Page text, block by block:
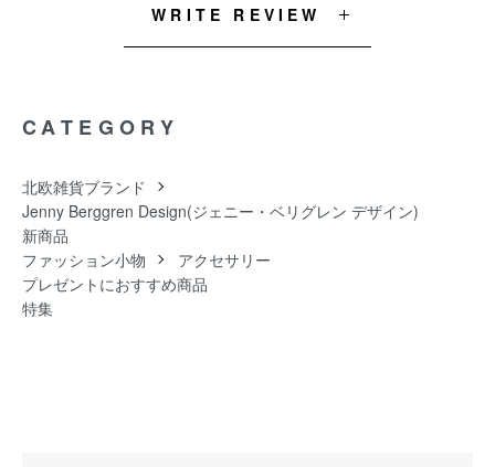
WRITE REVIEW
CATEGORY
北欧雑貨ブランド
Jenny Berggren Design(ジェニー・ベリグレン デザイン)
新商品
ファッション小物
アクセサリー
プレゼントにおすすめ商品
特集